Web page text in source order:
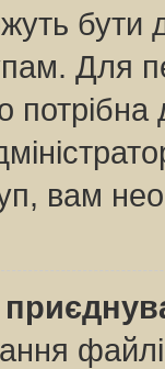
бути
Для
вам